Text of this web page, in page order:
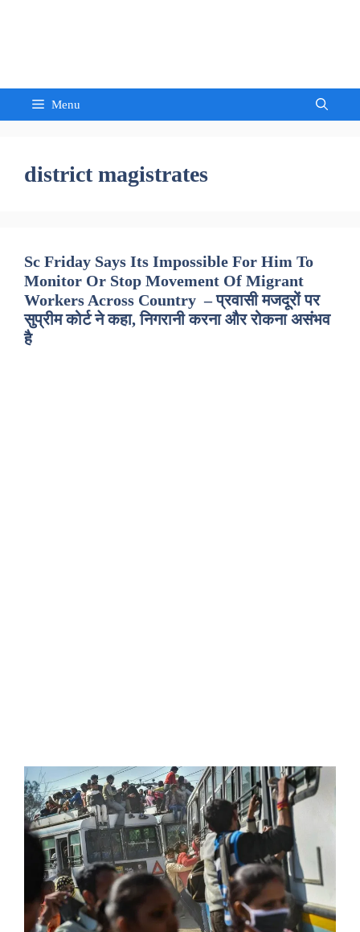
Menu
district magistrates
Sc Friday Says Its Impossible For Him To
Monitor Or Stop Movement Of Migrant
Workers Across Country – प्रवासी मजदूरों पर
सुप्रीम कोर्ट ने कहा, निगरानी करना और रोकना असंभव
है